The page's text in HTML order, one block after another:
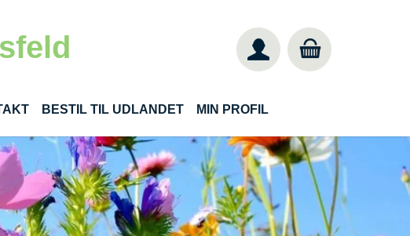
BESTIL TIL UDLANDET MIN PROFIL